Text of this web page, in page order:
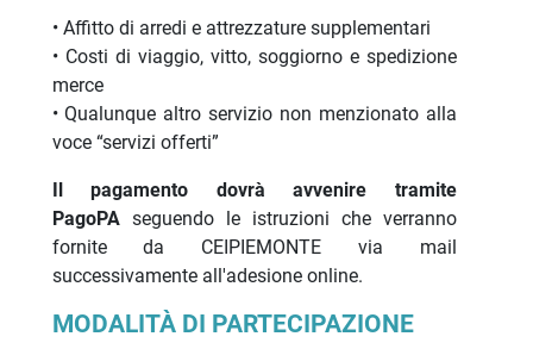
• Affitto di arredi e attrezzature supplementari
• Costi di viaggio, vitto, soggiorno e spedizione
merce
• Qualunque altro servizio non menzionato alla
voce “servizi offerti”
Il pagamento dovrà avvenire tramite
PagoPAseguendo le istruzioni che verranno
fornite da CEIPIEMONTE via mail
successivamente all'adesione online.
MODALITÀ DI PARTECIPAZIONE